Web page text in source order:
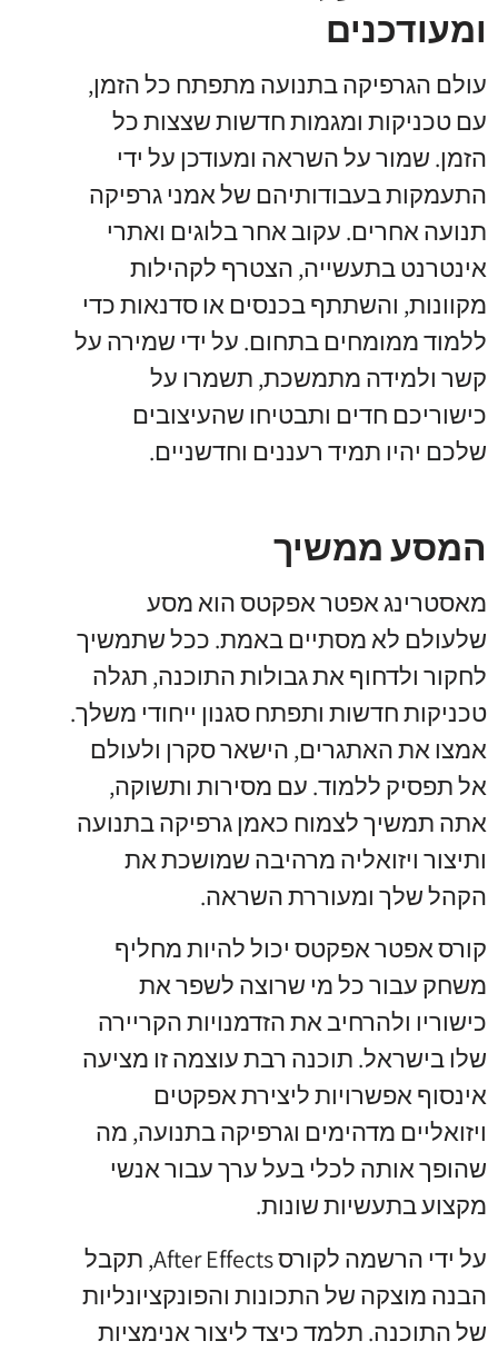
ומעודכנים
עולם הגרפיקה בתנועה מתפתח כל הזמן,
עם טכניקות ומגמות חדשות שצצות כל
הזמן. שמור על השראה ומעודכן על ידי
התעמקות בעבודותיהם של אמני גרפיקה
תנועה אחרים. עקוב אחר בלוגים ואתרי
אינטרנט בתעשייה, הצטרף לקהילות
מקוונות, והשתתף בכנסים או סדנאות כדי
ללמוד ממומחים בתחום. על ידי שמירה על
קשר ולמידה מתמשכת, תשמרו על
כישוריכם חדים ותבטיחו שהעיצובים
שלכם יהיו תמיד רעננים וחדשניים.
המסע ממשיך
מאסטרינג אפטר אפקטס הוא מסע
שלעולם לא מסתיים באמת. ככל שתמשיך
לחקור ולדחוף את גבולות התוכנה, תגלה
טכניקות חדשות ותפתח סגנון ייחודי משלך.
אמצו את האתגרים, הישאר סקרן ולעולם
אל תפסיק ללמוד. עם מסירות ותשוקה,
אתה תמשיך לצמוח כאמן גרפיקה בתנועה
ותיצור ויזואליה מרהיבה שמושכת את
הקהל שלך ומעוררת השראה.
קורס אפטר אפקטס יכול להיות מחליף
משחק עבור כל מי שרוצה לשפר את
כישוריו ולהרחיב את הזדמנויות הקריירה
שלו בישראל. תוכנה רבת עוצמה זו מציעה
אינסוף אפשרויות ליצירת אפקטים
ויזואליים מדהימים וגרפיקה בתנועה, מה
שהופך אותה לכלי בעל ערך עבור אנשי
מקצוע בתעשיות שונות.
על ידי הרשמה לקורס After Effects, תקבל
הבנה מוצקה של התכונות והפונקציונליות
של התוכנה. תלמד כיצד ליצור אנימציות